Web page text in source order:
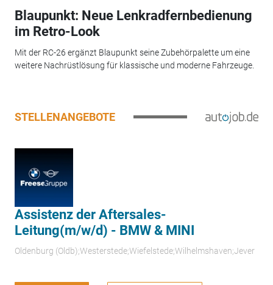
Blaupunkt: Neue Lenkradfernbedienung
im Retro-Look
Mit der RC-26 ergänzt Blaupunkt seine Zubehörpalette um eine
weitere Nachrüstlösung für klassische und moderne Fahrzeuge.
STELLENANGEBOTE
Assistenz der Aftersales-
Leitung(m/w/d) - BMW & MINI
Oldenburg (Oldb);Westerstede;Wiefelstede;Wilhelmshaven;Jever